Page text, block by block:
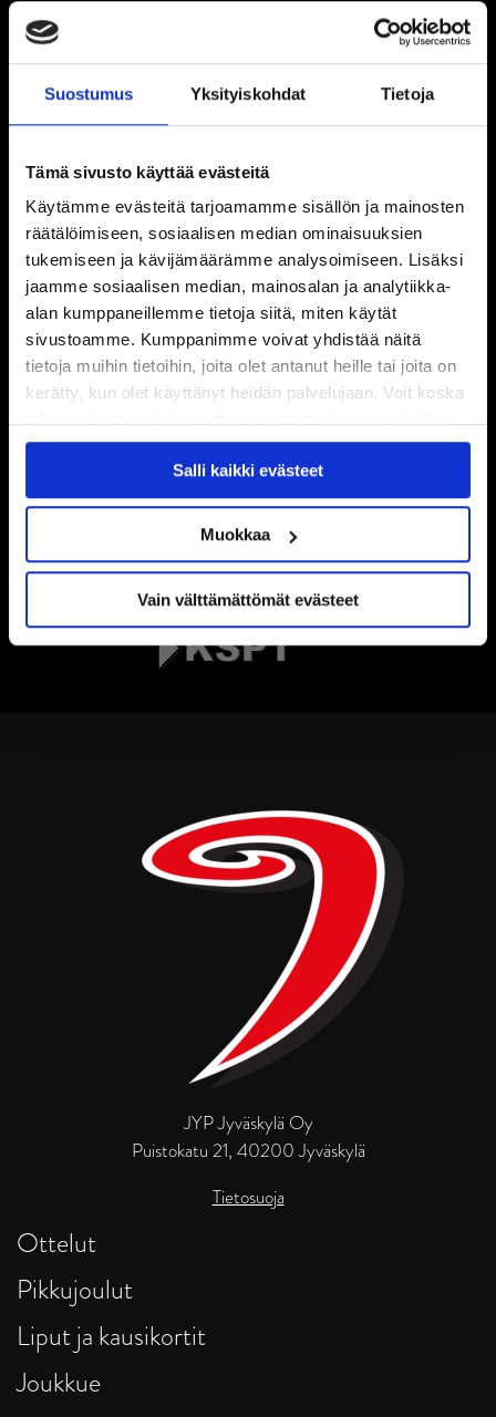
Suostumus Yksityiskohdat Tietoja
Tämä sivusto käyttää evästeitä
Käytämme evästeitä tarjoamamme sisällön ja mainosten
räätälöimiseen, sosiaalisen median ominaisuuksien
tukemiseen ja kävijämäärämme analysoimiseen. Lisäksi
jaamme sosiaalisen median, mainosalan ja analytiikka-
alan kumppaneillemme tietoja siitä, miten käytät
sivustoamme. Kumppanimme voivat yhdistää näitä
tietoja muihin tietoihin, joita olet antanut heille tai joita on
kerätty, kun olet käyttänyt heidän palvelujaan. Voit koska
käytöstäEvästeet-sivultamme.
Salli kaikki evästeet
Muokkaa
Vain välttämättömät evästeet
JYP Jyväskylä Oy
Puistokatu 21, 40200 Jyväskylä
Tietosuoja
Ottelut
Pikkujoulut
Liput ja kausikortit
Joukkue